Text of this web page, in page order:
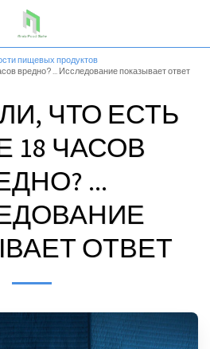
пищевых продуктов
вредно? ... Исследование показывает ответ
ЧТО ЕСТЬ
18 ЧАСОВ
...
ОТВЕТ